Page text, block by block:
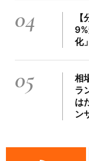
04
化
05
相
ラ
は
ン